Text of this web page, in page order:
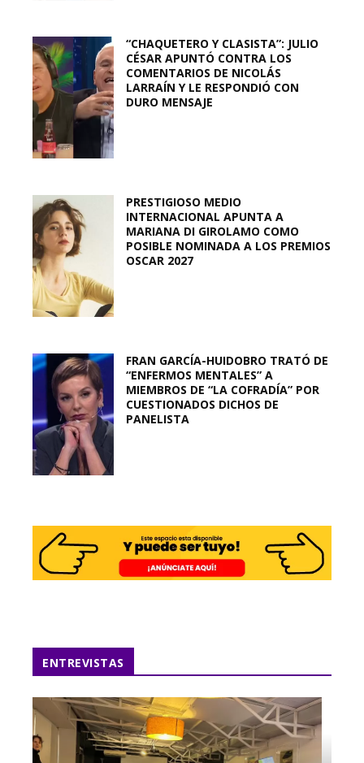
“CHAQUETERO Y CLASISTA”: JULIO
CÉSAR APUNTÓ CONTRA LOS
COMENTARIOS DE NICOLÁS
LARRAÍN Y LE RESPONDIÓ CON
DURO MENSAJE
PRESTIGIOSO MEDIO
INTERNACIONAL APUNTA A
MARIANA DI GIROLAMO COMO
POSIBLE NOMINADA A LOS PREMIOS
OSCAR 2027
FRAN GARCÍA-HUIDOBRO TRATÓ DE
“ENFERMOS MENTALES” A
MIEMBROS DE “LA COFRADÍA” POR
CUESTIONADOS DICHOS DE
PANELISTA
ENTREVISTAS